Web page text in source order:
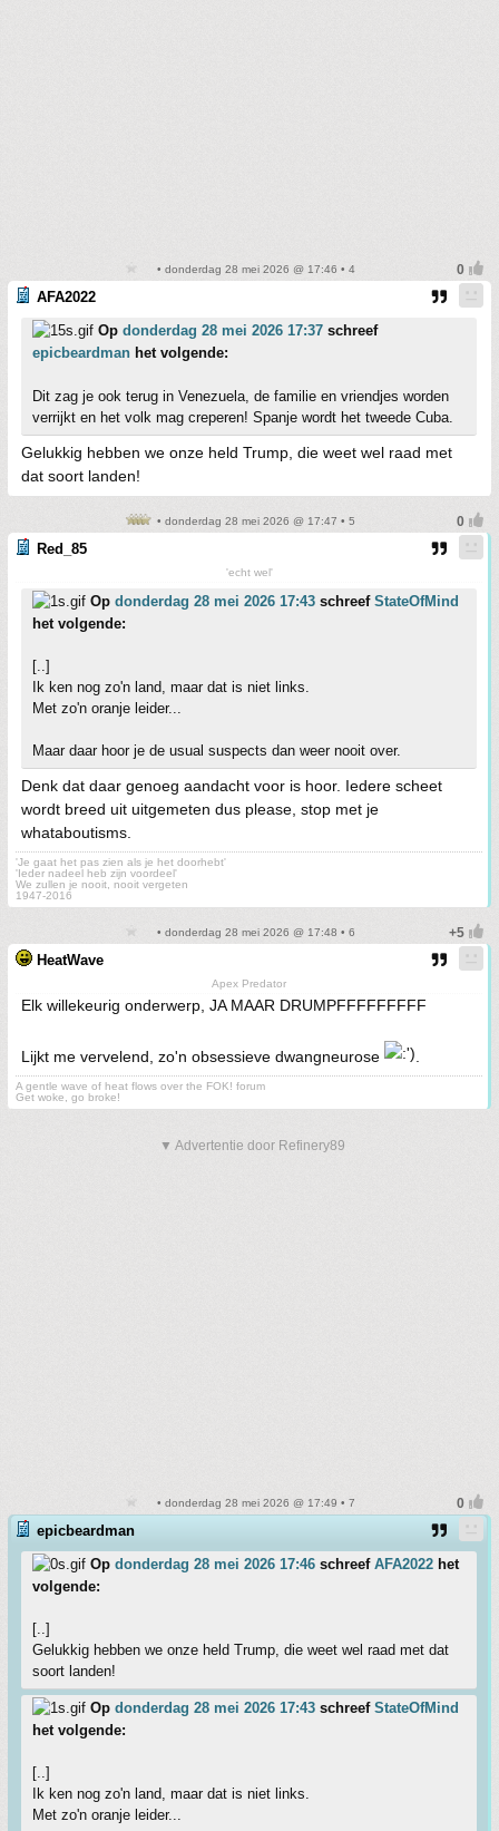
• donderdag 28 mei 2026 @ 17:46 • 4
AFA2022
Op donderdag 28 mei 2026 17:37 schreef
epicbeardman het volgende:
Dit zag je ook terug in Venezuela, de familie en vriendjes worden
verrijkt en het volk mag creperen! Spanje wordt het tweede Cuba.
Gelukkig hebben we onze held Trump, die weet wel raad met
dat soort landen!
• donderdag 28 mei 2026 @ 17:47 • 5
Red_85
'echt wel'
Op donderdag 28 mei 2026 17:43 schreef StateOfMind
het volgende:
[..]
Ik ken nog zo'n land, maar dat is niet links.
Met zo'n oranje leider...
Maar daar hoor je de usual suspects dan weer nooit over.
Denk dat daar genoeg aandacht voor is hoor. Iedere scheet
wordt breed uit uitgemeten dus please, stop met je
whataboutisms.
'Je gaat het pas zien als je het doorhebt'
'Ieder nadeel heb zijn voordeel'
We zullen je nooit, nooit vergeten
1947-2016
• donderdag 28 mei 2026 @ 17:48 • 6
HeatWave
Apex Predator
Elk willekeurig onderwerp, JA MAAR DRUMPFFFFFFFFF
Lijkt me vervelend, zo'n obsessieve dwangneurose
A gentle wave of heat flows over the FOK! forum
Get woke, go broke!
▼ Advertentie door Refinery89
• donderdag 28 mei 2026 @ 17:49 • 7
epicbeardman
Op donderdag 28 mei 2026 17:46 schreef AFA2022 het
volgende:
[..]
Gelukkig hebben we onze held Trump, die weet wel raad met dat
soort landen!
Op donderdag 28 mei 2026 17:43 schreef StateOfMind
het volgende:
[..]
Ik ken nog zo'n land, maar dat is niet links.
Met zo'n oranje leider...